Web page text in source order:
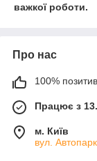
важкої роботи.
Про нас
100%
Працює з
м. Київ
вул.